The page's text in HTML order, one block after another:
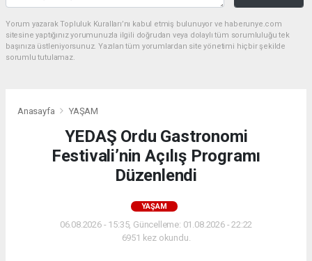
Yorum yazarak Topluluk Kuralları’nı kabul etmiş bulunuyor ve haberunye.com
sitesine yaptığınız yorumunuzla ilgili doğrudan veya dolaylı tüm sorumluluğu tek
başınıza üstleniyorsunuz. Yazılan tüm yorumlardan site yönetimi hiçbir şekilde
sorumlu tutulamaz.
Anasayfa YAŞAM
YEDAŞ Ordu Gastronomi
Festivali’nin Açılış Programı
Düzenlendi
YAŞAM
06.08.2026 - 15:35, Güncelleme: 01.08.2026 - 22:22
6951 kez okundu.